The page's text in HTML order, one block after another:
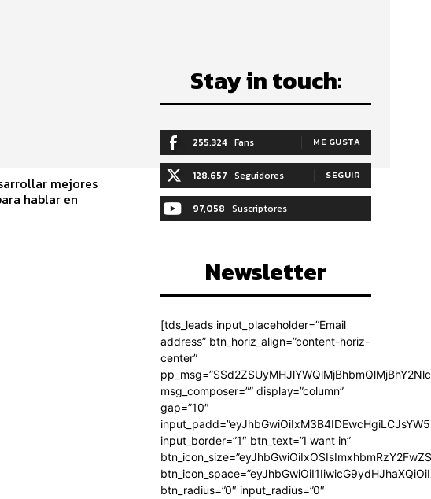
Stay in touch:
255,324 Fans ME GUSTA
128,657 Seguidores SEGUIR
97,058 Suscriptores
Newsletter
[tds_leads input_placeholder=”Email
address” btn_horiz_align=”content-horiz-
center”
msg_composer=”” display=”column”
gap=”10″
input_border=”1″ btn_text=”I want in”
btn_radius=”0″ input_radius=”0″